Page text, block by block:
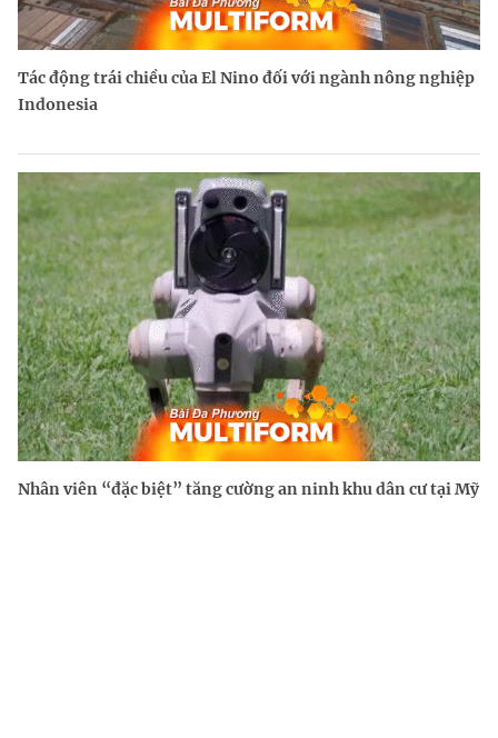
Tác động trái chiều của El Nino đối với ngành nông nghiệp
Indonesia
Nhân viên “đặc biệt” tăng cường an ninh khu dân cư tại Mỹ